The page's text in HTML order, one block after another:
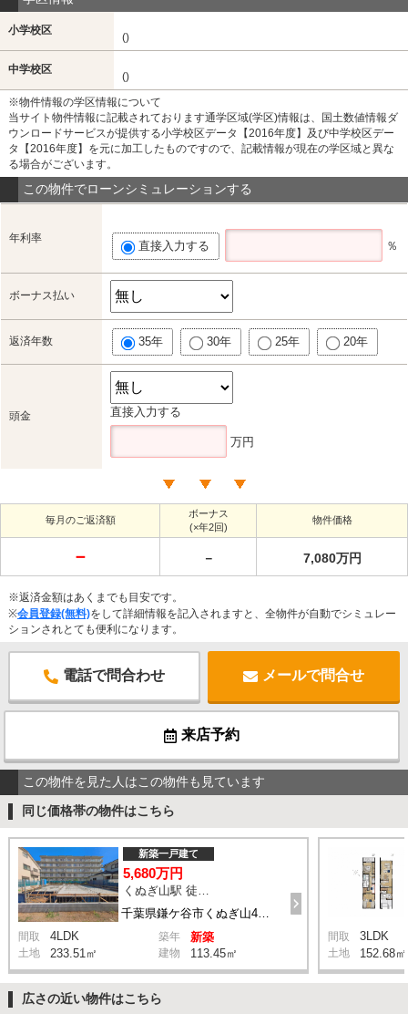
小学校区
()
中学校区
()
※物件情報の学区情報について
当サイト物件情報に記載されております通学区域(学区)情報は、国土数値情報ダ
ウンロードサービスが提供する小学校区データ【2016年度】及び中学校区デー
タ【2016年度】を元に加工したものですので、記載情報が現在の学区域と異な
る場合がございます。
この物件でローンシミュレーションする
年利率
直接入力する ％
ボーナス払い
返済年数 35年 30年 25年 20年
頭金 直接入力する
万円
毎月のご返済額
ボーナス
(×年2回)
物件価格
－ － 7,080万円
※返済金額はあくまでも目安です。
※会員登録(無料)をして詳細情報を記入されますと、全物件が自動でシミュレー
ションされとても便利になります。
電話で問合わせ メールで問合せ
来店予約
この物件を見た人はこの物件も見ています
同じ価格帯の物件はこちら
新築一戸建て
5,680万円
間取 4LDK 築年 新築
土地 233.51㎡ 建物 113.45㎡
間取 3LDK
土地 152.68㎡
広さの近い物件はこちら